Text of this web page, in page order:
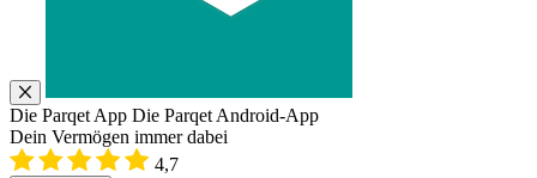
Die Parqet App Die Parqet Android-App
Dein Vermögen immer dabei
4,7